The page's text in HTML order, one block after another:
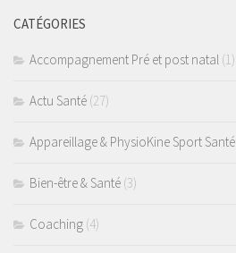
CATÉGORIES
Accompagnement Pré et post natal (1)
Actu Santé (27)
Appareillage & PhysioKine Sport Santé
Bien-être & Santé (3)
Coaching (4)